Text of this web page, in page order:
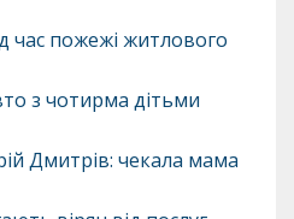
час пожежі житлового
з чотирма дітьми
Дмитрів: чекала мама